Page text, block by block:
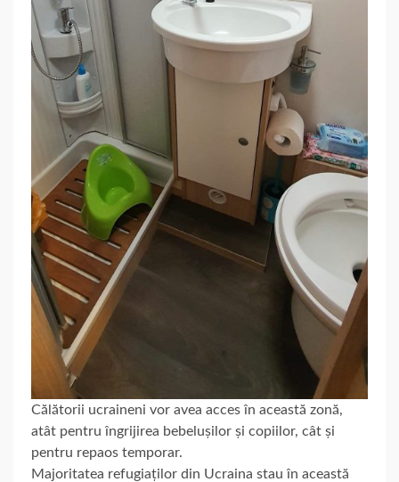
Călătorii ucraineni vor avea acces în această zonă,
atât pentru îngrijirea bebelușilor și copiilor, cât și
pentru repaos temporar.
Majoritatea refugiaților din Ucraina stau în această